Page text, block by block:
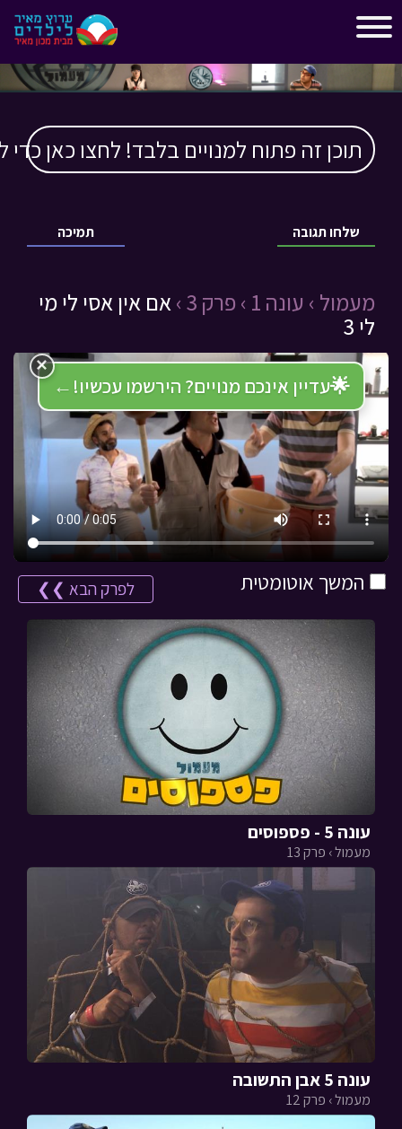
תוכן זה פתוח למנויים בלבד! לחצו כאן כדי
תמיכה שלחו תגובה
מעמול › עונה 1 › פרק 3 ›
אם אין אסי לי מי
לי 3
🌟עדיין אינכם מנויים? הירשמו עכשיו! ←
×
המשך אוטומטית לפרק הבא ❯❯
עונה 5 - פספוסים
מעמול › פרק 13
עונה 5 אבן התשובה
מעמול › פרק 12